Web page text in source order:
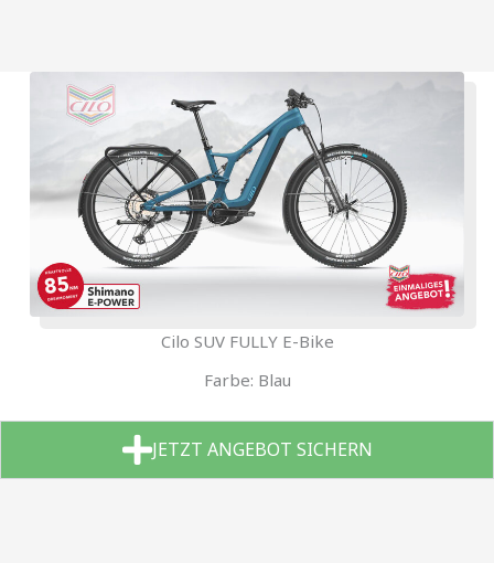
Cilo SUV FULLY E-Bike
Farbe: Blau
JETZT ANGEBOT SICHERN